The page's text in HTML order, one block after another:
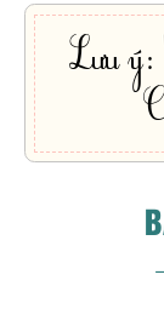
Lưu ý: